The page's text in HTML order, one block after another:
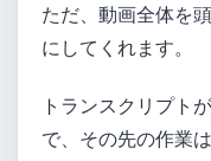
ただ、動画全体を
にしてくれます。
トランスクリプト
で、その先の作業